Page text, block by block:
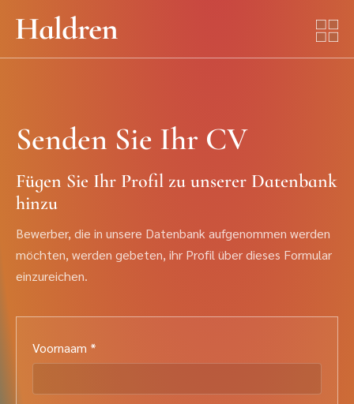
Senden Sie Ihr CV
Fügen Sie Ihr Profil zu unserer Datenbank
hinzu
Bewerber, die in unsere Datenbank aufgenommen werden
möchten, werden gebeten, ihr Profil über dieses Formular
einzureichen.
Voornaam *